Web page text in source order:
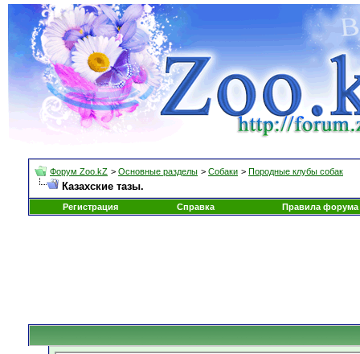
Форум Zoo.kZ > Основные разделы > Собаки > Породные клубы собак
Казахские тазы.
Регистрация Справка Правила форума